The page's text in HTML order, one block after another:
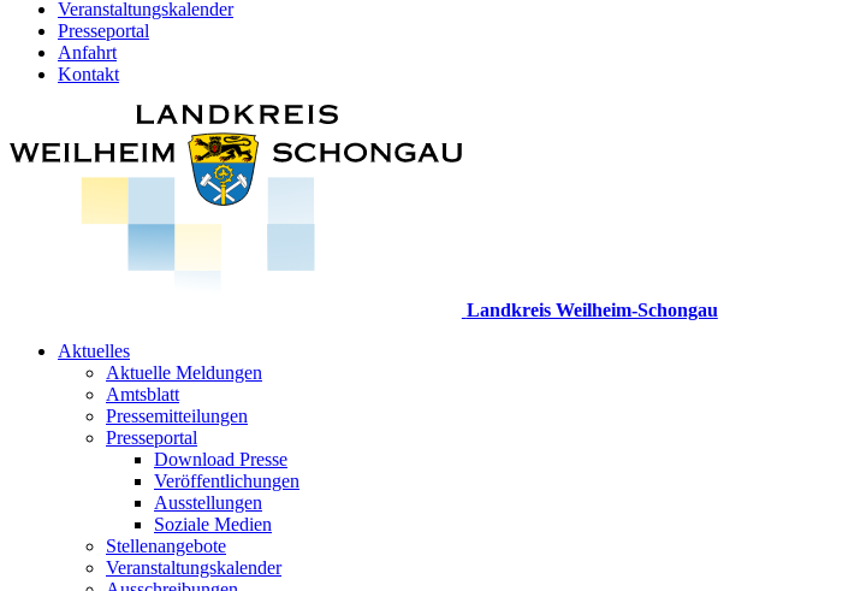
Veranstaltungskalender
Presseportal
Anfahrt
Kontakt
Landkreis Weilheim-Schongau
Aktuelles
Aktuelle Meldungen
Amtsblatt
Pressemitteilungen
Presseportal
Download Presse
Veröffentlichungen
Ausstellungen
Soziale Medien
Stellenangebote
Veranstaltungskalender